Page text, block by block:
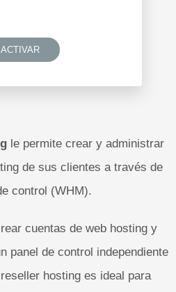
ACTIVAR
le permite crear y administrar
de sus clientes a través de
control (WHM).
cuentas de web hosting y
panel de control independiente
hosting es ideal para